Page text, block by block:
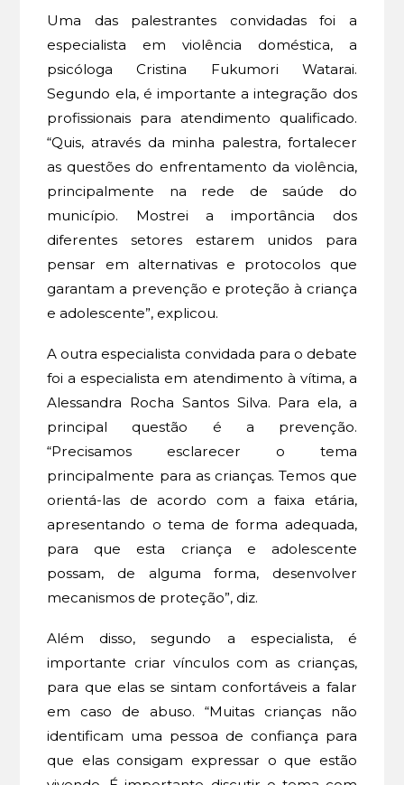
Uma das palestrantes convidadas foi a
especialista em violência doméstica, a
psicóloga Cristina Fukumori Watarai.
Segundo ela, é importante a integração dos
profissionais para atendimento qualificado.
“Quis, através da minha palestra, fortalecer
as questões do enfrentamento da violência,
principalmente na rede de saúde do
município. Mostrei a importância dos
diferentes setores estarem unidos para
pensar em alternativas e protocolos que
garantam a prevenção e proteção à criança
e adolescente”, explicou.
A outra especialista convidada para o debate
foi a especialista em atendimento à vítima, a
Alessandra Rocha Santos Silva. Para ela, a
principal questão é a prevenção.
“Precisamos esclarecer o tema
principalmente para as crianças. Temos que
orientá-las de acordo com a faixa etária,
apresentando o tema de forma adequada,
para que esta criança e adolescente
possam, de alguma forma, desenvolver
mecanismos de proteção”, diz.
Além disso, segundo a especialista, é
importante criar vínculos com as crianças,
para que elas se sintam confortáveis a falar
em caso de abuso. “Muitas crianças não
identificam uma pessoa de confiança para
que elas consigam expressar o que estão